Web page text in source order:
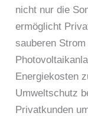
nicht nur die
ermöglicht
sauberen
Energiekosten
Umweltschutz
Privatkunden